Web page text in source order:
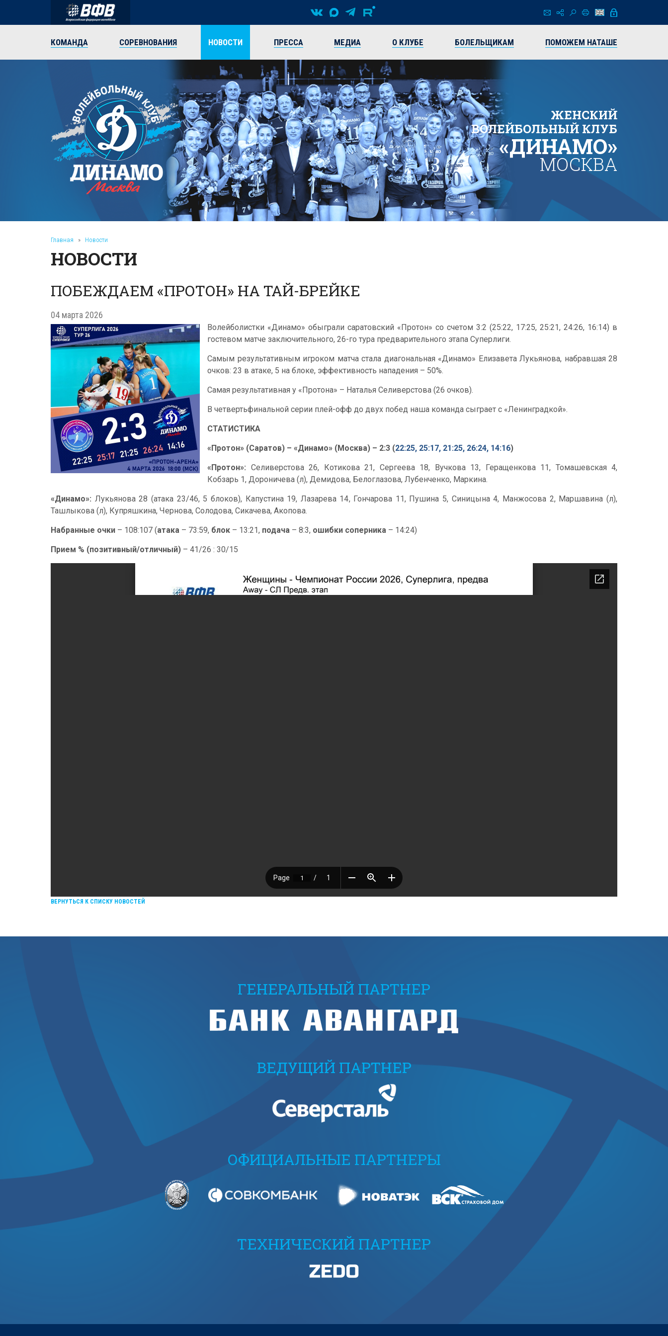
КОМАНДА СОРЕВНОВАНИЯ НОВОСТИ ПРЕССА МЕДИА О КЛУБЕ БОЛЕЛЬЩИКАМ ПОМОЖЕМ НАТАШЕ
ЖЕНСКИЙ
ВОЛЕЙБОЛЬНЫЙ КЛУБ
«ДИНАМО»
МОСКВА
Главная » Новости
НОВОСТИ
ПОБЕЖДАЕМ «ПРОТОН» НА ТАЙ-БРЕЙКЕ
04 марта 2026
Волейболистки «Динамо» обыграли саратовский «Протон» со счетом 3:2 (25:22, 17:25, 25:21, 24:26, 16:14) в
гостевом матче заключительного, 26-го тура предварительного этапа Суперлиги.
Самым результативным игроком матча стала диагональная «Динамо» Елизавета Лукьянова, набравшая 28
очков: 23 в атаке, 5 на блоке, эффективность нападения – 50%.
Самая результативная у «Протона» – Наталья Селиверстова (26 очков).
В четвертьфинальной серии плей-офф до двух побед наша команда сыграет с «Ленинградкой».
СТАТИСТИКА
«Протон» (Саратов) – «Динамо» (Москва) – 2:3 (22:25, 25:17, 21:25, 26:24, 14:16)
«Протон»: Селиверстова 26, Котикова 21, Сергеева 18, Вучкова 13, Геращенкова 11, Томашевская 4,
Кобзарь 1, Дороничева (л), Демидова, Белоглазова, Лубенченко, Маркина.
«Динамо»: Лукьянова 28 (атака 23/46, 5 блоков), Капустина 19, Лазарева 14, Гончарова 11, Пушина 5, Синицына 4, Манжосова 2, Маршавина (л),
Ташлыкова (л), Купряшкина, Чернова, Солодова, Сикачева, Акопова.
Набранные очки – 108:107 (атака – 73:59, блок – 13:21, подача – 8:3, ошибки соперника – 14:24)
Прием % (позитивный/отличный) – 41/26 : 30/15
ВЕРНУТЬСЯ К СПИСКУ НОВОСТЕЙ
ГЕНЕРАЛЬНЫЙ ПАРТНЕР
ВЕДУЩИЙ ПАРТНЕР
ОФИЦИАЛЬНЫЕ ПАРТНЕРЫ
ТЕХНИЧЕСКИЙ ПАРТНЕР